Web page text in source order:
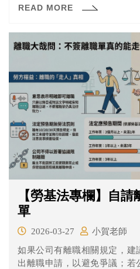
勞工人格權的保護已日益趨嚴。
READ MORE
【勞基法專欄】自
單
2026-03-27
小賀老師
如果公司有離職相關規定，建
出離職申請，以避免爭議；若